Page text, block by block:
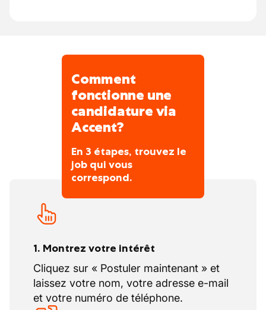
Comment
fonctionne une
candidature via
Accent?
En 3 étapes, trouvez le
job qui vous
correspond.
1. Montrez votre intérêt
Cliquez sur « Postuler maintenant » et
laissez votre nom, votre adresse e-mail
et votre numéro de téléphone.